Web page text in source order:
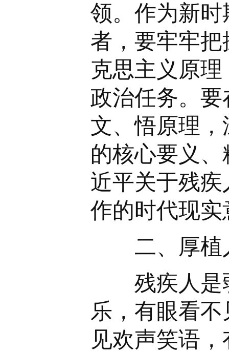
领。作为新
者，要牢牢
克思主义原
政治任务。
文、悟原理
的核心要义
近平关于残
作的时代现
二、厚植人
残疾人是弱
乐，有眼看
见欢声笑语